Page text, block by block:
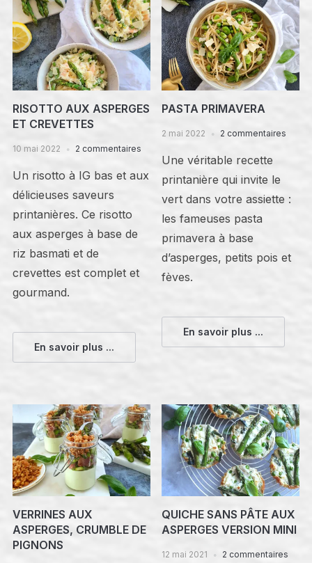
RISOTTO AUX ASPERGES
ET CREVETTES
10 mai 2022 2 commentaires
Un risotto à IG bas et aux
délicieuses saveurs
printanières. Ce risotto
aux asperges à base de
riz basmati et de
crevettes est complet et
gourmand.
En savoir plus ...
PASTA PRIMAVERA
2 mai 2022 2 commentaires
Une véritable recette
printanière qui invite le
vert dans votre assiette :
les fameuses pasta
primavera à base
d’asperges, petits pois et
fèves.
En savoir plus ...
VERRINES AUX
ASPERGES, CRUMBLE DE
PIGNONS
QUICHE SANS PÂTE AUX
ASPERGES VERSION MINI
12 mai 2021 2 commentaires